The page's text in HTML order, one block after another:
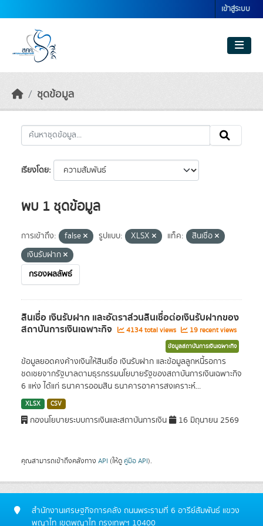
เข้าสู่ระบบ
ชุดข้อมูล
เรียงโดย
พบ 1 ชุดข้อมูล
การเข้าถึง: false รูปแบบ: XLSX แท็ค:
สินเชื่อ
เงินรับฝาก
กรองผลลัพธ์
สินเชื่อ เงินรับฝาก และอัตราส่วนสินเชื่อต่อเงินรับฝากของ
สถาบันการเงินเฉพาะกิจ 4134 total views 19 recent views
ข้อมูลสถาบันการเงินเฉพาะกิจ
ข้อมูลยอดคงค้างเงินให้สินเชื่อ เงินรับฝาก และข้อมูลลูกหนี้รอการ
ชดเชยจากรัฐบาลตามธุรกรรมนโยบายรัฐของสถาบันการเงินเฉพาะกิจ
6 แห่ง ได้แก่ ธนาคารออมสิน ธนาคารอาคารสงเคราะห์...
XLSX CSV
กองนโยบายระบบการเงินและสถาบันการเงิน 16 มิถุนายน 2569
คุณสามารถเข้าถึงคลังทาง API (ให้ดู คู่มือ API).
สำนักงานเศรษฐกิจการคลัง ถนนพระรามที่ 6 อารีย์สัมพันธ์ แขวง
พญาไท เขตพญาไท กรุงเทพฯ 10400